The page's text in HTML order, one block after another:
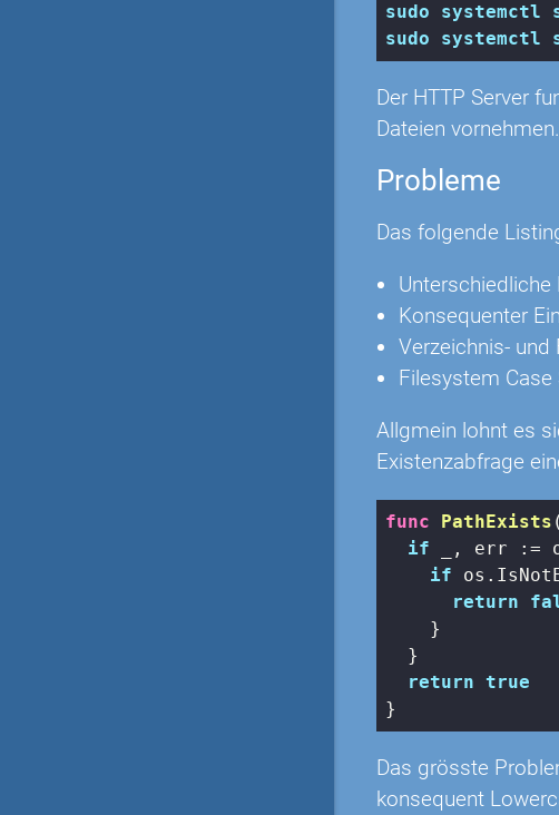
sudo
systemctl
sudo
systemctl
Der HTTP Server
Dateien vornehmen.
Probleme
Das folgende
Konsequenter
Verzeichnis- und
Filesystem
Allgmein lohnt es
Existenzabfrage
func PathExists
if _, err :=
if
return
    }
  }
return true
}
Das grösste
konsequent